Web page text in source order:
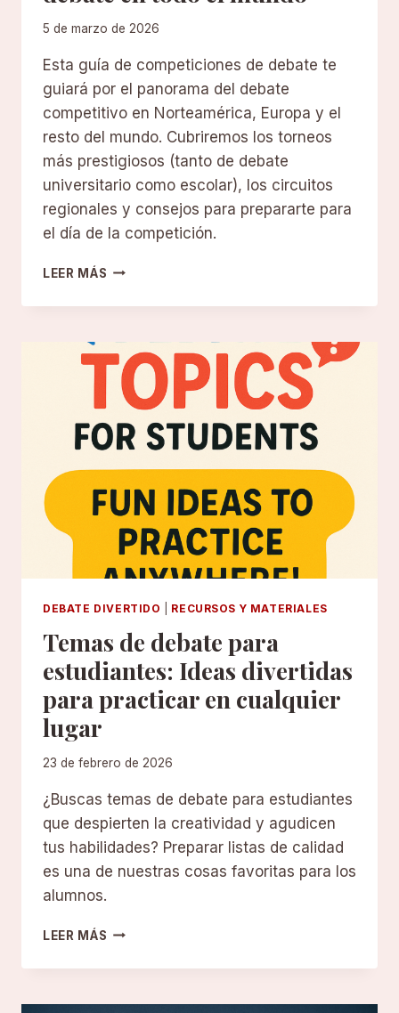
5 de marzo de 2026
Esta guía de competiciones de debate te
guiará por el panorama del debate
competitivo en Norteamérica, Europa y el
resto del mundo. Cubriremos los torneos
más prestigiosos (tanto de debate
universitario como escolar), los circuitos
regionales y consejos para prepararte para
el día de la competición.
LEER MÁS ENCUENTRA
DE
EN
TODO
EL
MUNDO
DEBATE DIVERTIDO RECURSOS Y MATERIALES
Temas de debate para
estudiantes: Ideas divertidas
para practicar en cualquier
lugar
23 de febrero de 2026
¿Buscas temas de debate para estudiantes
que despierten la creatividad y agudicen
tus habilidades? Preparar listas de calidad
es una de nuestras cosas favoritas para los
alumnos.
LEER MÁS TEMAS
DEBATE
ESTUDIANTES: